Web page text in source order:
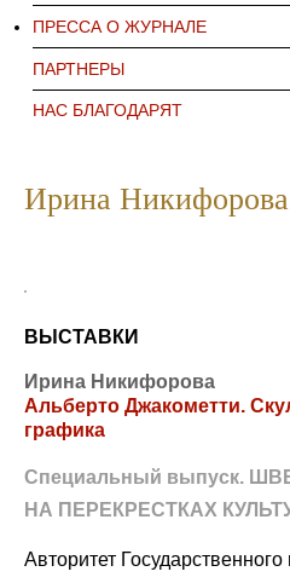
ПРЕССА О ЖУРНАЛЕ
ПАРТНЕРЫ
НАС БЛАГОДАРЯТ
Ирина Никифорова
ВЫСТАВКИ
Ирина Никифорова
Альберто Джакометти.
графика
Специальный выпуск.
НА ПЕРЕКРЕСТКАХ
Авторитет